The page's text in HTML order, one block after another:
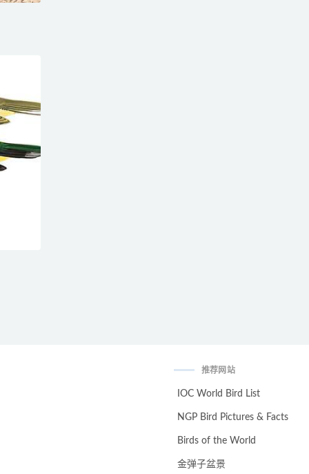
推荐网站
IOC World Bird List
NGP Bird Pictures & Facts
Birds of the World
金弹子盆景